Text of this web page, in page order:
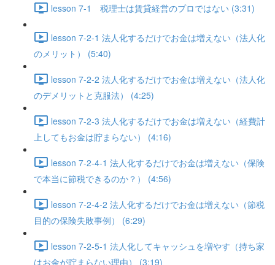
lesson 7-1 税理士は賃貸経営のプロではない (3:31)
lesson 7-2-1 法人化するだけでお金は増えない（法人化
のメリット） (5:40)
lesson 7-2-2 法人化するだけでお金は増えない（法人化
のデメリットと克服法） (4:25)
lesson 7-2-3 法人化するだけでお金は増えない（経費計
上してもお金は貯まらない） (4:16)
lesson 7-2-4-1 法人化するだけでお金は増えない（保険
で本当に節税できるのか？） (4:56)
lesson 7-2-4-2 法人化するだけでお金は増えない（節税
目的の保険失敗事例） (6:29)
lesson 7-2-5-1 法人化してキャッシュを増やす（持ち家
はお金が貯まらない理由） (3:19)